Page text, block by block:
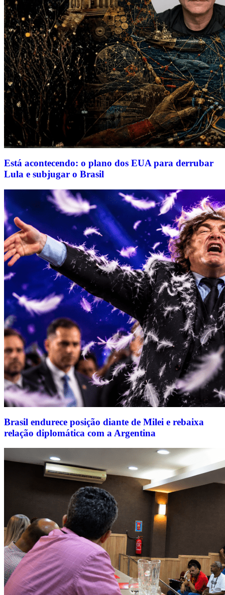
Está acontecendo: o plano dos EUA para derrubar
Lula e subjugar o Brasil
Brasil endurece posição diante de Milei e rebaixa
relação diplomática com a Argentina